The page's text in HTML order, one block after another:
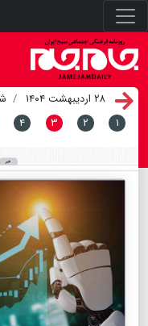
۲۸ اردیبهشت ۱۴۰۴
۱
۲ ۳ ۴